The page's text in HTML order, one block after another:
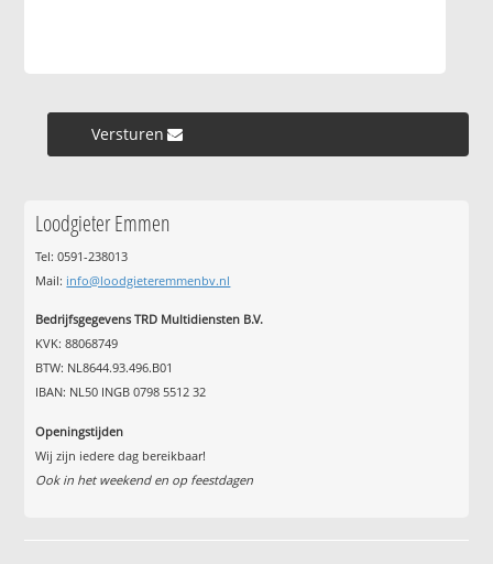
Versturen »
Loodgieter Emmen
Tel: 0591-238013
Mail: info@loodgieteremmenbv.nl
Bedrijfsgegevens TRD Multidiensten B.V.
KVK: 88068749
BTW: NL8644.93.496.B01
IBAN: NL50 INGB 0798 5512 32
Openingstijden
Wij zijn iedere dag bereikbaar!
Ook in het weekend en op feestdagen